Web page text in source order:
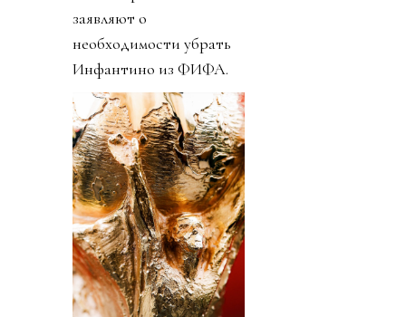
заявляют о
необходимости убрать
Инфантино из ФИФА.